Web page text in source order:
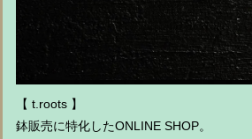
【 t.roots 】
鉢販売に特化したONLINE SHOP。